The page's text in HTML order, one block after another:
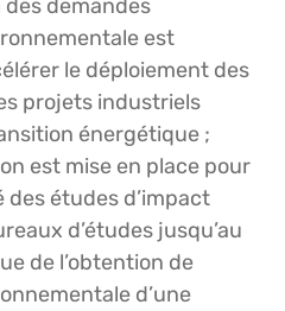
des demandes
est
le déploiement des
projets industriels
énergétique ;
est mise en place pour
études d’impact
d’études jusqu’au
de l’obtention de
d’une